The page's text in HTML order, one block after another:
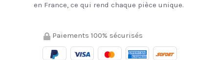
en France, ce qui rend chaque pièce unique.
Paiements 100% sécurisés